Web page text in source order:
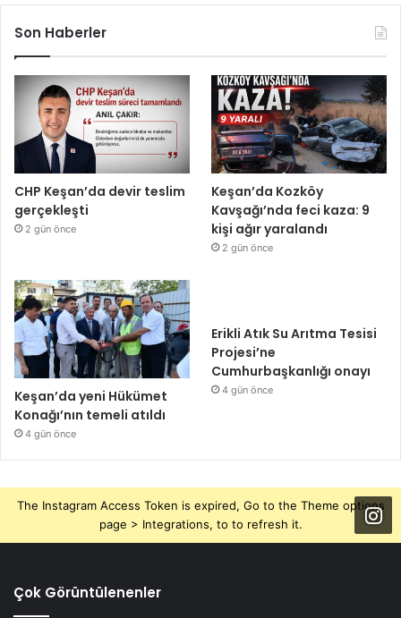
Son Haberler
CHP Keşan’da devir teslim
gerçekleşti
2 gün önce
Keşan’da Kozköy
Kavşağı’nda feci kaza: 9
kişi ağır yaralandı
2 gün önce
Keşan’da yeni Hükümet
Konağı’nın temeli atıldı
4 gün önce
Erikli Atık Su Arıtma Tesisi
Projesi’ne
Cumhurbaşkanlığı onayı
4 gün önce
The Instagram Access Token is expired, Go to the Theme options
page > Integrations, to to refresh it.
Çok Görüntülenenler